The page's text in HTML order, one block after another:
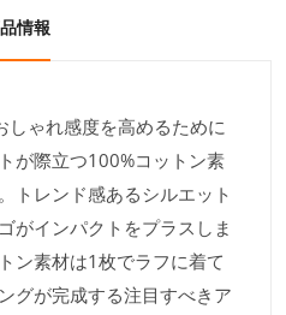
情報
しゃれ感度を高めるために
が際立つ100%コットン素
トレンド感あるシルエット
がインパクトをプラスしま
ン素材は1枚でラフに着て
グが完成する注目すべきア